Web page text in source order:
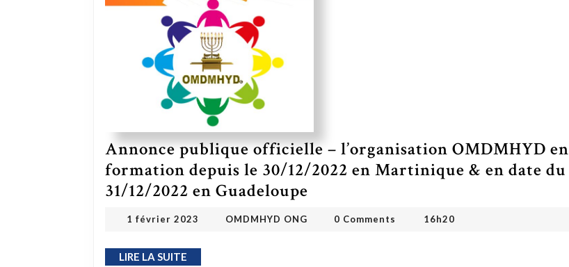
Annonce publique officielle – l’organisation OMDMHYD en
formation depuis le 30/12/2022 en Martinique & en date du
31/12/2022 en Guadeloupe
1 février 2023 OMDMHYD ONG 0 Comments 16h20
LIRE LA SUITE